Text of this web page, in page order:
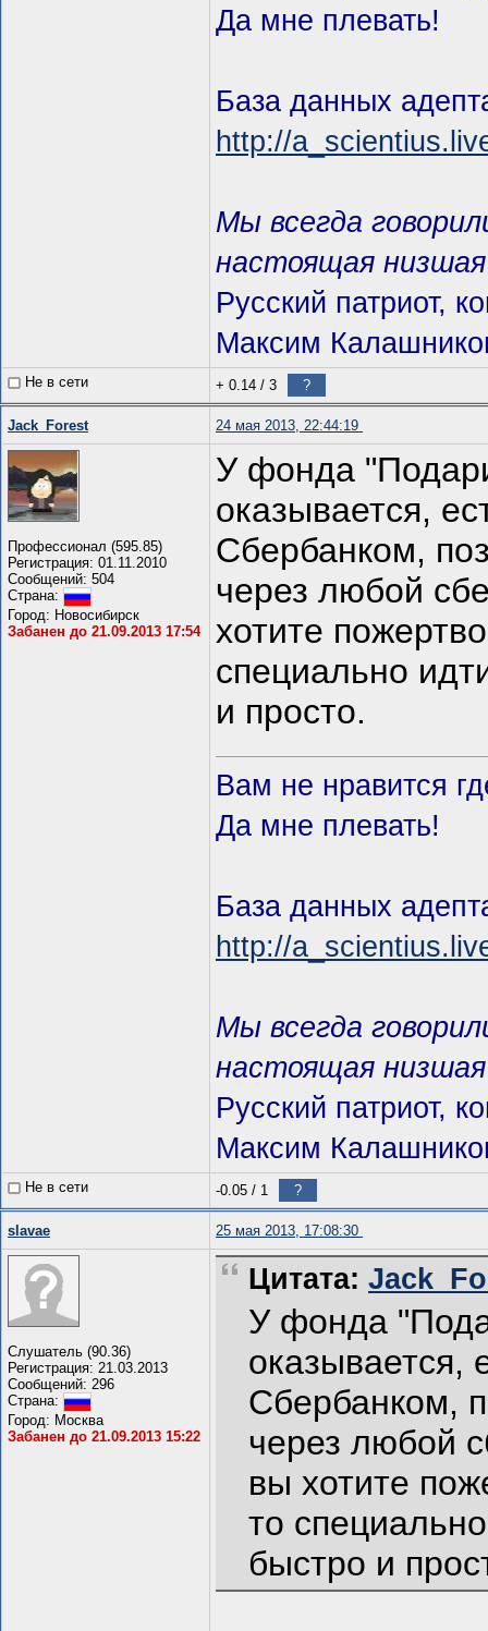
Да мне плевать!
База данных
http://
Мы всегда
настоящая
Русский патриот,
Максим
Не в сети + 0.14 / 3 ?
Jack_Forest 24 мая 2013, 22:44:19
Профессионал (595.85)
Регистрация: 01.11.2010
Сообщений: 504
Страна:
Город: Новосибирск
Забанен до 21.09.2013 17:54
У фонда
оказывается,
Сбербанком,
через любой
хотите
специально
и просто.
Вам не нравится
Да мне плевать!
База данных
http://
Мы всегда
настоящая
Русский патриот,
Максим
Не в сети -0.05 / 1 ?
slavae 25 мая 2013, 17:08:30
Слушатель (90.36)
Регистрация: 21.03.2013
Сообщений: 296
Страна:
Город: Москва
Забанен до 21.09.2013 15:22
Цитата:
У фонда
оказывается,
Сбербанком,
через любой
вы хотите
то
быстро и